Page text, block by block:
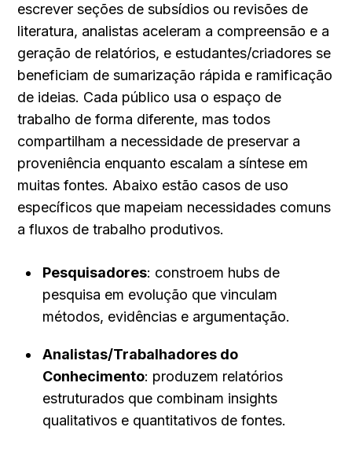
escrever seções de subsídios ou revisões de
literatura, analistas aceleram a compreensão e a
geração de relatórios, e estudantes/criadores se
beneficiam de sumarização rápida e ramificação
de ideias. Cada público usa o espaço de
trabalho de forma diferente, mas todos
compartilham a necessidade de preservar a
proveniência enquanto escalam a síntese em
muitas fontes. Abaixo estão casos de uso
específicos que mapeiam necessidades comuns
a fluxos de trabalho produtivos.
Pesquisadores: constroem hubs de
pesquisa em evolução que vinculam
métodos, evidências e argumentação.
Analistas/Trabalhadores do
Conhecimento: produzem relatórios
estruturados que combinam insights
qualitativos e quantitativos de fontes.